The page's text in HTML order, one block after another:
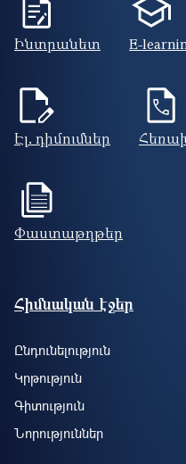
Ինտրանետ E-
Էլ. դիմումներ
Փաստաթղթեր
Footer site information
Հիմնական էջեր
Ընդունելություն
Կրթություն
Գիտություն
Նորություններ